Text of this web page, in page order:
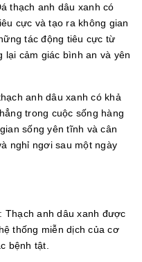
thạch anh dâu xanh có
cực và tạo ra không gian
tác động tiêu cực từ
lại cảm giác bình an và yên
anh dâu xanh có khả
trong cuộc sống hàng
sống yên tĩnh và cân
nghỉ ngơi sau một ngày
Thạch anh dâu xanh được
thống miễn dịch của cơ
bệnh tật.